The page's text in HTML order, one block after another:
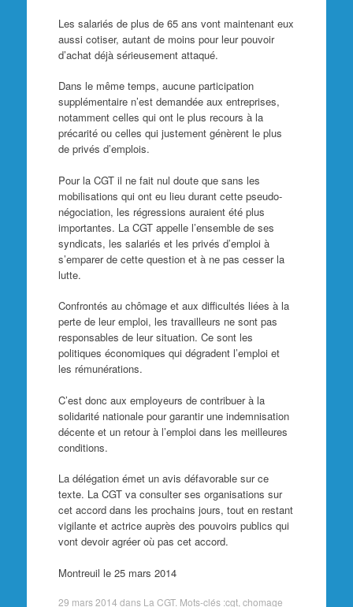
Les salariés de plus de 65 ans vont maintenant eux
aussi cotiser, autant de moins pour leur pouvoir
d’achat déjà sérieusement attaqué.
Dans le même temps, aucune participation
supplémentaire n’est demandée aux entreprises,
notamment celles qui ont le plus recours à la
précarité ou celles qui justement génèrent le plus
de privés d’emplois.
Pour la CGT il ne fait nul doute que sans les
mobilisations qui ont eu lieu durant cette pseudo-
négociation, les régressions auraient été plus
importantes. La CGT appelle l’ensemble de ses
syndicats, les salariés et les privés d’emploi à
s’emparer de cette question et à ne pas cesser la
lutte.
Confrontés au chômage et aux difficultés liées à la
perte de leur emploi, les travailleurs ne sont pas
responsables de leur situation. Ce sont les
politiques économiques qui dégradent l’emploi et
les rémunérations.
C’est donc aux employeurs de contribuer à la
solidarité nationale pour garantir une indemnisation
décente et un retour à l’emploi dans les meilleures
conditions.
La délégation émet un avis défavorable sur ce
texte. La CGT va consulter ses organisations sur
cet accord dans les prochains jours, tout en restant
vigilante et actrice auprès des pouvoirs publics qui
vont devoir agréer où pas cet accord.
Montreuil le 25 mars 2014
29 mars 2014 dans La CGT. Mots-clés :cgt, chomage